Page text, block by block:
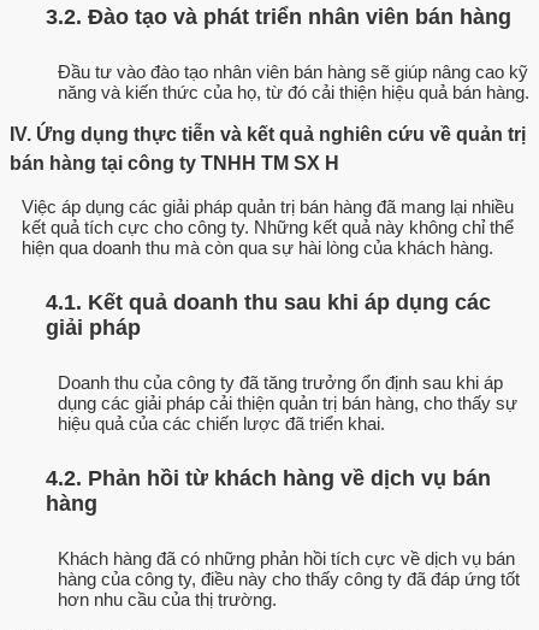
3.2. Đào tạo và phát triển nhân viên bán hàng
Đầu tư vào đào tạo nhân viên bán hàng sẽ giúp nâng cao kỹ
năng và kiến thức của họ, từ đó cải thiện hiệu quả bán hàng.
IV. Ứng dụng thực tiễn và kết quả nghiên cứu về quản trị
bán hàng tại công ty TNHH TM SX H
Việc áp dụng các giải pháp quản trị bán hàng đã mang lại nhiều
kết quả tích cực cho công ty. Những kết quả này không chỉ thể
hiện qua doanh thu mà còn qua sự hài lòng của khách hàng.
4.1. Kết quả doanh thu sau khi áp dụng các
giải pháp
Doanh thu của công ty đã tăng trưởng ổn định sau khi áp
dụng các giải pháp cải thiện quản trị bán hàng, cho thấy sự
hiệu quả của các chiến lược đã triển khai.
4.2. Phản hồi từ khách hàng về dịch vụ bán
hàng
Khách hàng đã có những phản hồi tích cực về dịch vụ bán
hàng của công ty, điều này cho thấy công ty đã đáp ứng tốt
hơn nhu cầu của thị trường.